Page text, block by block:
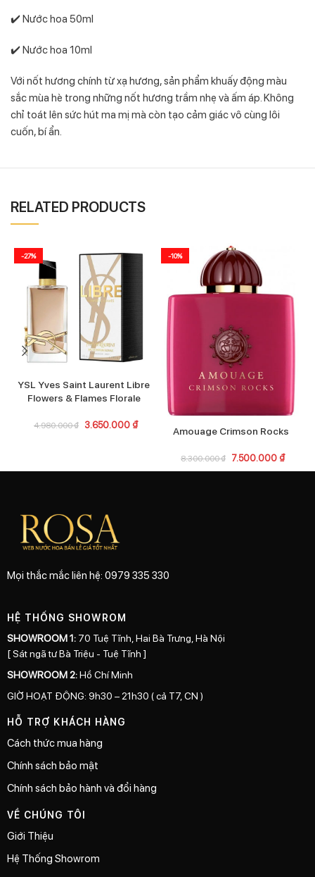
✔️ Nước hoa 50ml
✔️ Nước hoa 10ml
Với nốt hương chính từ xạ hương, sản phẩm khuấy động màu
sắc mùa hè trong những nốt hương trầm nhẹ và ấm áp. Không
chỉ toát lên sức hút ma mị mà còn tạo cảm giác vô cùng lôi
cuốn, bí ẩn.
RELATED PRODUCTS
-27%
YSL Yves Saint Laurent Libre
Flowers & Flames Florale
4.980.000₫ 3.650.000 ₫
-10%
Amouage Crimson Rocks
8.300.000₫ 7.500.000 ₫
Mọi thắc mắc liên hệ: 0979 335 330
HỆ THỐNG SHOWROM
SHOWROOM 1: 70 Tuệ Tĩnh, Hai Bà Trưng, Hà Nội
[ Sát ngã tư Bà Triệu - Tuệ Tĩnh ]
SHOWROOM 2:Hồ Chí Minh
GIỜ HOẠT ĐỘNG: 9h30 – 21h30 ( cả T7, CN )
HỖ TRỢ KHÁCH HÀNG
Cách thức mua hàng
Chính sách bảo mật
Chính sách bảo hành và đổi hàng
VỀ CHÚNG TÔI
Giới Thiệu
Hệ Thống Showrom